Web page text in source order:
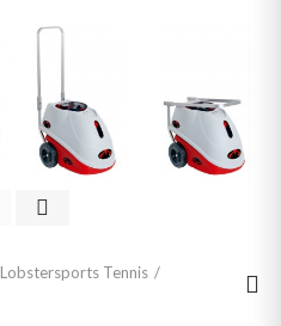
Lobstersports Tennis